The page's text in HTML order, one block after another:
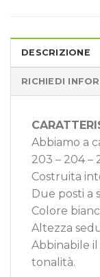
DESCRIZIONE
RICHIEDI
Abbiamo a
203 – 204 –
Costruita
Due posti a
Colore
Altezza
Abbinabile
tonalità.